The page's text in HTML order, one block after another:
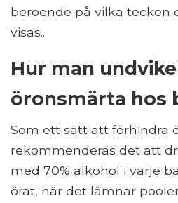
beroende på vilka tecken
visas..
Hur man
öronsmärta hos
Som ett sätt att förhindra
rekommenderas det att
med 70% alkohol i varje
örat, när det lämnar